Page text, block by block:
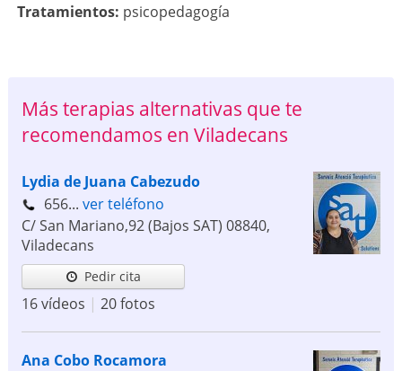
Tratamientos: psicopedagogía
Más terapias alternativas que te
recomendamos en Viladecans
Lydia de Juana Cabezudo
656... ver teléfono
C/ San Mariano,92 (Bajos SAT) 08840,
Viladecans
Pedir cita
16 vídeos | 20 fotos
Ana Cobo Rocamora